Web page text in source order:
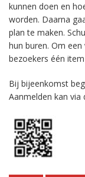
kunnen doen en
worden. Daarna
plan te maken.
hun buren. Om
bezoekers één
Bij bijeenkomst
Aanmelden kan via